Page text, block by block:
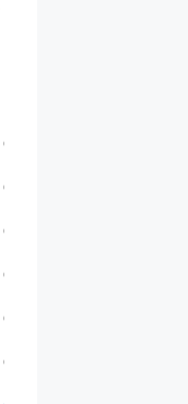
Cars.ie
Cars.ie
Cars.ie
Cars.ie
Cars.ie
Cars.ie